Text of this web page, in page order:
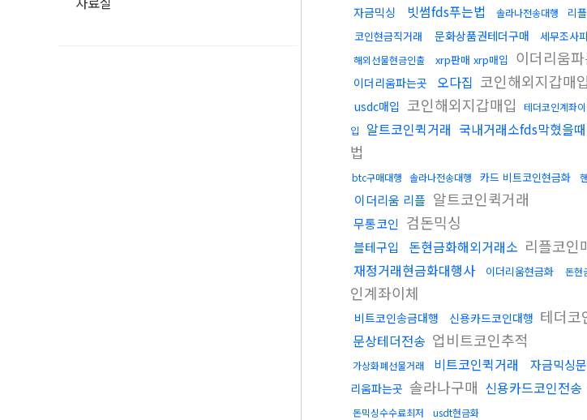
자금믹싱 빗썸fds푸는법 솔라나전송대행 리
코인현금직거래 문화상품권테더구매 세무조사
해외선물현금인출 xrp판매 xrp매입 이더리움
이더리움파는곳 오다집 코인해외지갑매입
usdc매입 코인해외지갑매입 테더코인계좌
입
알트코인퀵거래 국내거래소fds막혔을때
법
btc구매대행 솔라나전송대행 카드 비트코인현금화
이더리움 리플 알트코인퀵거래
무통코인 검돈믹싱
블테구입 돈현금화해외거래소 리플코인
재정거래현금화대행사 이더리움현금화 돈현
인계좌이체
비트코인송금대행 신용카드코인대행 테더코
문상테더전송 업비트코인추적
가상화폐선물거래 비트코인퀵거래 자금믹싱
리움파는곳 솔라나구매 신용카드코인전송
돈믹싱수수료최저
usdt현금화